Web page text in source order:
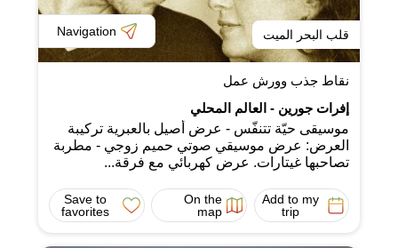
قلب البحر الميت Navigation
نقاط جذب وورش عمل
إفرات جورين - العالم المحلي
موسيقى حيّة تتنفّس - عرض أصيل بالعبرية تركيبة
العرض: عرض موسيقي صوتي حميم زوجي - مطربة
تصاحبها غيتارات. عرض كهربائي مع فرقة...
Add to my
trip
On the
map
Save to
favorites